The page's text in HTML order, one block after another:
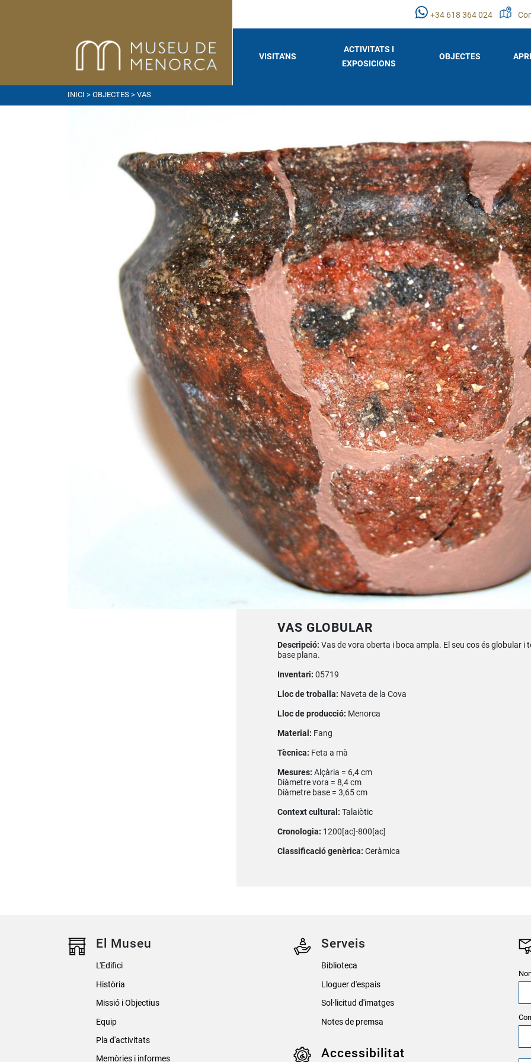
+34 618 364 024
VISITA'NS
ACTIVITATS I
EXPOSICIONS
OBJECTES
INICI > OBJECTES > VAS
VAS GLOBULAR
Descripció: Vas de vora oberta i boca ampla. El seu cos és globular i
base plana.
Inventari: 05719
Lloc de troballa: Naveta de la Cova
Lloc de producció: Menorca
Material: Fang
Tècnica: Feta a mà
Mesures: Alçària = 6,4 cm
Diàmetre vora = 8,4 cm
Diàmetre base = 3,65 cm
Context cultural: Talaiòtic
Cronologia: 1200[ac]-800[ac]
Classificació genèrica: Ceràmica
El Museu
L'Edifici
Història
Missió i Objectius
Equip
Pla d'activitats
Memòries i informes
Serveis
Biblioteca
Lloguer d'espais
Sol·licitud d'imatges
Notes de premsa
Accessibilitat